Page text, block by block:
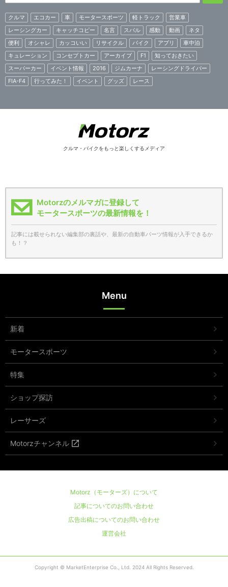
クルマ エコカー 車 モータースポーツ 軽トラック
営業車
レーシングカー
キャッチコピー 名言 スバル 感動 動画
ネタ
便利
オシャレ カッコいい リサイクル バイク アプリ
車中泊
キュレーション
コンセプトカー アーカイブ F1
知っておきたい
スーパーカー
イベント情報 2016 ジムカーナ
レーシングドライバー
FIA-F4
行ってみた！ イベント グッズ レース
クルマ・バイクをもっと楽しくするメディア
Motorzのメルマガに登録して
モータースポーツの最新情報を！
記事には載せられない編集部の裏話や、最新の自動車パーツ情報が入手できるか
も！？
Menu
新着
モータースポーツ
特集
ショップ探訪
レーサーズ
Motorzチャンネル
Motorz（モーターズ）について
記事についてのお問い合わせ
広告出稿についてのお問い合わせ
運営会社
Copyright © MarketEnterprise Co., Ltd. 2024 All Rights Reserved.